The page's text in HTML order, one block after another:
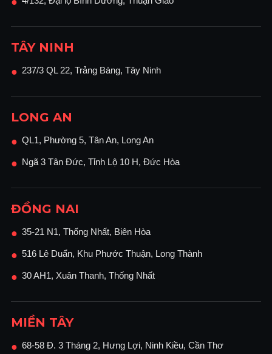
TÂY NINH
● 237/3 QL 22, Trảng Bàng, Tây Ninh
LONG AN
● QL1, Phường 5, Tân An, Long An
● Ngã 3 Tân Đức, Tỉnh Lộ 10 H, Đức Hòa
ĐỒNG NAI
● 35-21 N1, Thống Nhất, Biên Hòa
● 516 Lê Duẩn, Khu Phước Thuận, Long Thành
● 30 AH1, Xuân Thanh, Thống Nhất
MIỀN TÂY
● 68-58 Đ. 3 Tháng 2, Hưng Lợi, Ninh Kiều, Cần Thơ